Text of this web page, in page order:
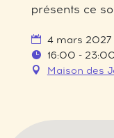
présents ce
4 mars 2027
16:00 -
Maison des